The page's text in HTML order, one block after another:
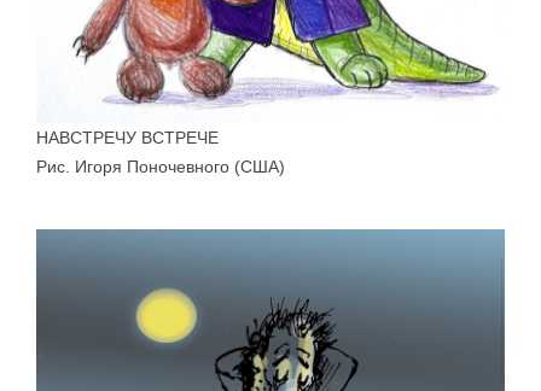
НАВСТРЕЧУ ВСТРЕЧЕ
Рис. Игоря Поночевного (США)